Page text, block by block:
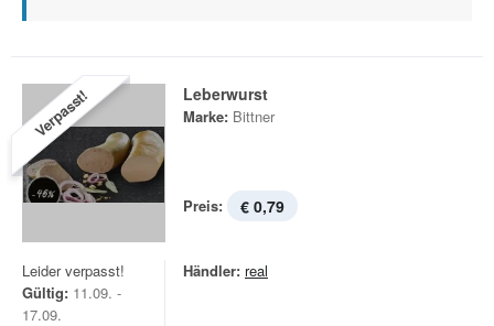
Verpasst! Leberwurst
Marke: Bittner
Preis: € 0,79
Leider verpasst!
Gültig: 11.09. -
17.09.
Händler: real